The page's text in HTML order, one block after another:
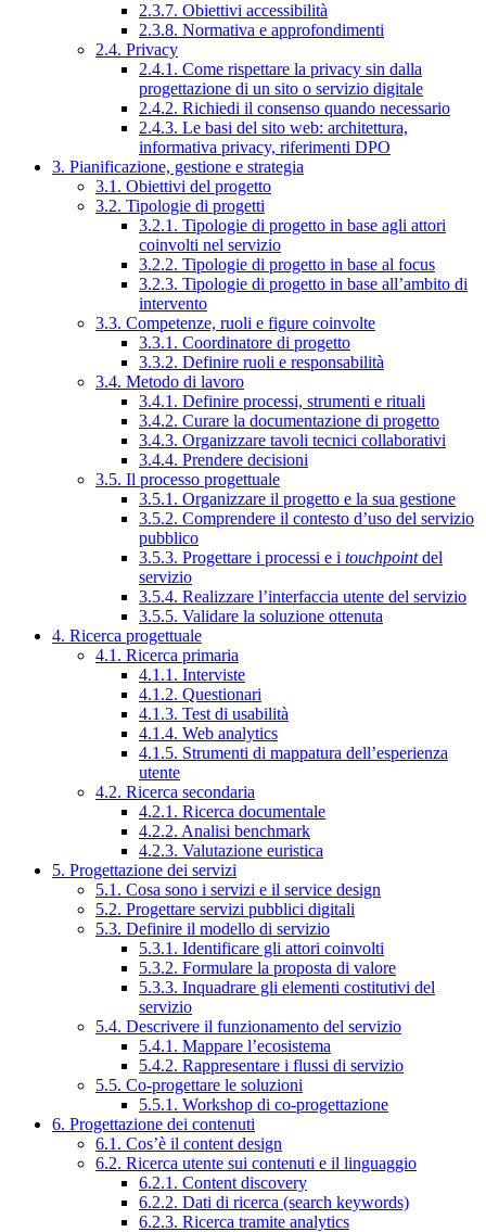
2.3.7. Obiettivi accessibilità
2.3.8. Normativa e approfondimenti
2.4. Privacy
2.4.1. Come rispettare la privacy sin dalla
progettazione di un sito o servizio digitale
2.4.2. Richiedi il consenso quando necessario
2.4.3. Le basi del sito web: architettura,
informativa privacy, riferimenti DPO
3. Pianificazione, gestione e strategia
3.1. Obiettivi del progetto
3.2. Tipologie di progetti
3.2.1. Tipologie di progetto in base agli attori
coinvolti nel servizio
3.2.2. Tipologie di progetto in base al focus
3.2.3. Tipologie di progetto in base all’ambito di
intervento
3.3. Competenze, ruoli e figure coinvolte
3.3.1. Coordinatore di progetto
3.3.2. Definire ruoli e responsabilità
3.4. Metodo di lavoro
3.4.1. Definire processi, strumenti e rituali
3.4.2. Curare la documentazione di progetto
3.4.3. Organizzare tavoli tecnici collaborativi
3.4.4. Prendere decisioni
3.5. Il processo progettuale
3.5.1. Organizzare il progetto e la sua gestione
3.5.2. Comprendere il contesto d’uso del servizio
pubblico
3.5.3. Progettare i processi e i touchpointdel
servizio
3.5.4. Realizzare l’interfaccia utente del servizio
3.5.5. Validare la soluzione ottenuta
4. Ricerca progettuale
4.1. Ricerca primaria
4.1.1. Interviste
4.1.2. Questionari
4.1.3. Test di usabilità
4.1.4. Web analytics
4.1.5. Strumenti di mappatura dell’esperienza
utente
4.2. Ricerca secondaria
4.2.1. Ricerca documentale
4.2.2. Analisi benchmark
4.2.3. Valutazione euristica
5. Progettazione dei servizi
5.1. Cosa sono i servizi e il service design
5.2. Progettare servizi pubblici digitali
5.3. Definire il modello di servizio
5.3.1. Identificare gli attori coinvolti
5.3.2. Formulare la proposta di valore
5.3.3. Inquadrare gli elementi costitutivi del
servizio
5.4. Descrivere il funzionamento del servizio
5.4.1. Mappare l’ecosistema
5.4.2. Rappresentare i flussi di servizio
5.5. Co-progettare le soluzioni
5.5.1. Workshop di co-progettazione
6. Progettazione dei contenuti
6.1. Cos’è il content design
6.2. Ricerca utente sui contenuti e il linguaggio
6.2.1. Content discovery
6.2.2. Dati di ricerca (search keywords)
6.2.3. Ricerca tramite analytics